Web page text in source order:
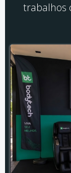
trabalhos